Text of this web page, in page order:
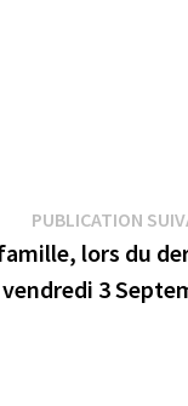
PUBLICATION
lors du
3